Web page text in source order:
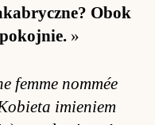
Obok
»
femme nom­mée
imie­niem